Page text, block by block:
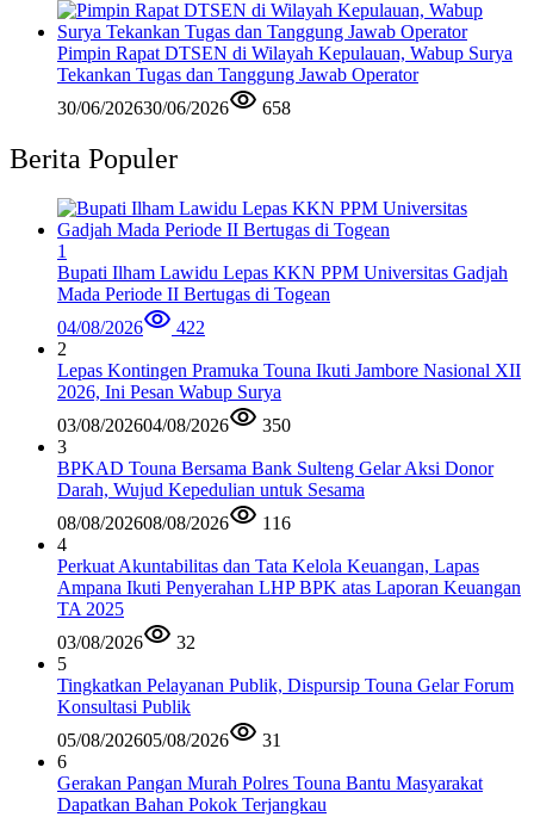
Pimpin Rapat DTSEN di Wilayah Kepulauan, Wabup Surya
Tekankan Tugas dan Tanggung Jawab Operator
30/06/202630/06/2026 658
Berita Populer
1
Bupati Ilham Lawidu Lepas KKN PPM Universitas Gadjah
Mada Periode II Bertugas di Togean
04/08/2026
422
2
Lepas Kontingen Pramuka Touna Ikuti Jambore Nasional XII
2026, Ini Pesan Wabup Surya
03/08/202604/08/2026
350
3
BPKAD Touna Bersama Bank Sulteng Gelar Aksi Donor
Darah, Wujud Kepedulian untuk Sesama
08/08/202608/08/2026
116
4
Perkuat Akuntabilitas dan Tata Kelola Keuangan, Lapas
Ampana Ikuti Penyerahan LHP BPK atas Laporan Keuangan
TA 2025
03/08/2026
32
5
Tingkatkan Pelayanan Publik, Dispursip Touna Gelar Forum
Konsultasi Publik
05/08/202605/08/2026
31
6
Gerakan Pangan Murah Polres Touna Bantu Masyarakat
Dapatkan Bahan Pokok Terjangkau